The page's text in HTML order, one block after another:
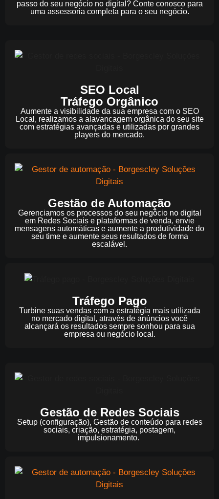
passo do seu negócio no digital? Conte conosco para
uma assessoria completa para o seu negócio.
SEO Local
Tráfego Orgânico
Aumente a visibilidade da sua empresa com o SEO
Local, realizamos a alavancagem orgânica do seu site
com estratégias avançadas e utilizadas por grandes
players do mercado.
Gestão de Automação
Gerenciamos os processos do seu negócio no digital
em Redes Sociais e plataformas de venda, envie
mensagens automáticas e aumente a produtividade do
seu time e aumente seus resultados de forma
escalável.
Tráfego Pago
Turbine suas vendas com a estratégia mais utilizada
no mercado digital, através de anúncios você
alcançará os resultados sempre sonhou para sua
empresa ou negócio local.
Gestão de Redes Sociais
Setup (configuração), Gestão de conteúdo para redes
sociais, criação, estratégia, postagem,
impulsionamento.